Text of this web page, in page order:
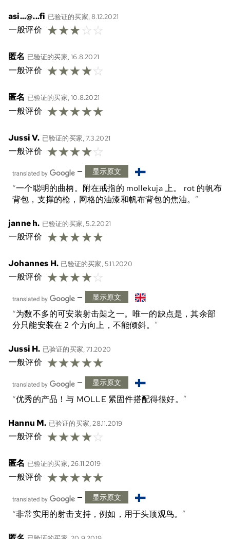
asi...@...fi 已验证的买家, 8.12.2021
一般评价 ☆☆☆☆☆
匿名 已验证的买家, 16.8.2021
一般评价 ☆☆☆☆☆
匿名 已验证的买家, 10.8.2021
一般评价 ☆☆☆☆☆
Jussi V. 已验证的买家, 7.3.2021
一般评价 ☆☆☆☆☆
— 显示原文
一个聪明的曲柄。附在戒指的 mollekuja 上。 rot 的帆布
背包，支撑的枪，网格的油漆和帆布背包的焦油。
janne h. 已验证的买家, 5.2.2021
一般评价 ☆☆☆☆☆
Johannes H. 已验证的买家, 5.11.2020
一般评价 ☆☆☆☆☆
— 显示原文
为数不多的可安装射击架之一。唯一的缺点是，其余部
分只能安装在 2 个方向上，不能倾斜。
Jussi H. 已验证的买家, 7.1.2020
一般评价 ☆☆☆☆☆
— 显示原文
优秀的产品！与 MOLLE 紧固件搭配得很好。
Hannu M. 已验证的买家, 28.11.2019
一般评价 ☆☆☆☆☆
匿名 已验证的买家, 26.11.2019
一般评价 ☆☆☆☆☆
— 显示原文
非常实用的射击支持，例如，用于头顶观鸟。